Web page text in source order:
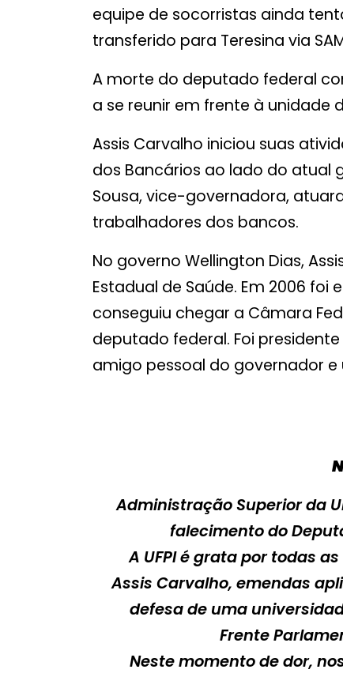
equipe de socorristas ainda
transferido para Teresina via
A morte do deputado federal
a se reunir em frente à unidade
Assis Carvalho iniciou suas
dos Bancários ao lado do atual
Sousa, vice-governadora,
trabalhadores dos bancos.
No governo Wellington Dias,
Estadual de Saúde. Em 2006 foi
conseguiu chegar a Câmara
deputado federal. Foi presidente
amigo pessoal do governador
Administração Superior da
falecimento do
A UFPI é grata por todas
Assis Carvalho, emendas
defesa de uma
Frente
Neste momento de dor,